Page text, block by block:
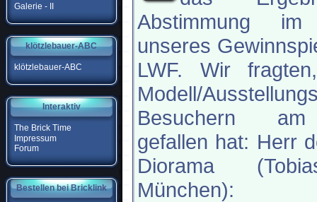
Galerie - II
klötzlebauer-ABC
klötzlebauer-ABC
Interaktiv
The Brick Time
Impressum
Forum
Bestellen bei Bricklink
Abstimmung im
unseres
LWF. Wir
Modell/
Besuchern
gefallen hat: Herr
Diorama
München):